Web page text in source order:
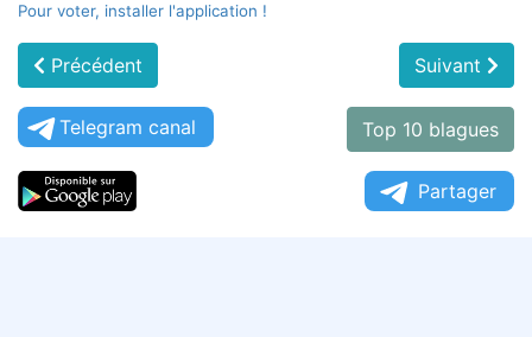
Pour voter, installer l'application !
Précédent Suivant
Telegram canal Top 10 blagues
Partager